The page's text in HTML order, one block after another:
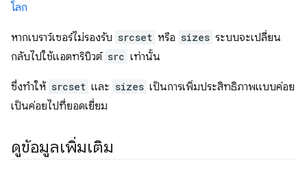
โลก
หากเบราว์เซอร์ไม่รองรับ srcset หรือ sizes ระบบจะเปลี่ยน
กลับไปใช้แอตทริบิวต์ src เท่านั้น
ซึ่งทำให้ srcset และ sizes เป็นการเพิ่มประสิทธิภาพแบบค่อย
เป็นค่อยไปที่ยอดเยี่ยม
ดูข้อมูลเพิ่มเติม